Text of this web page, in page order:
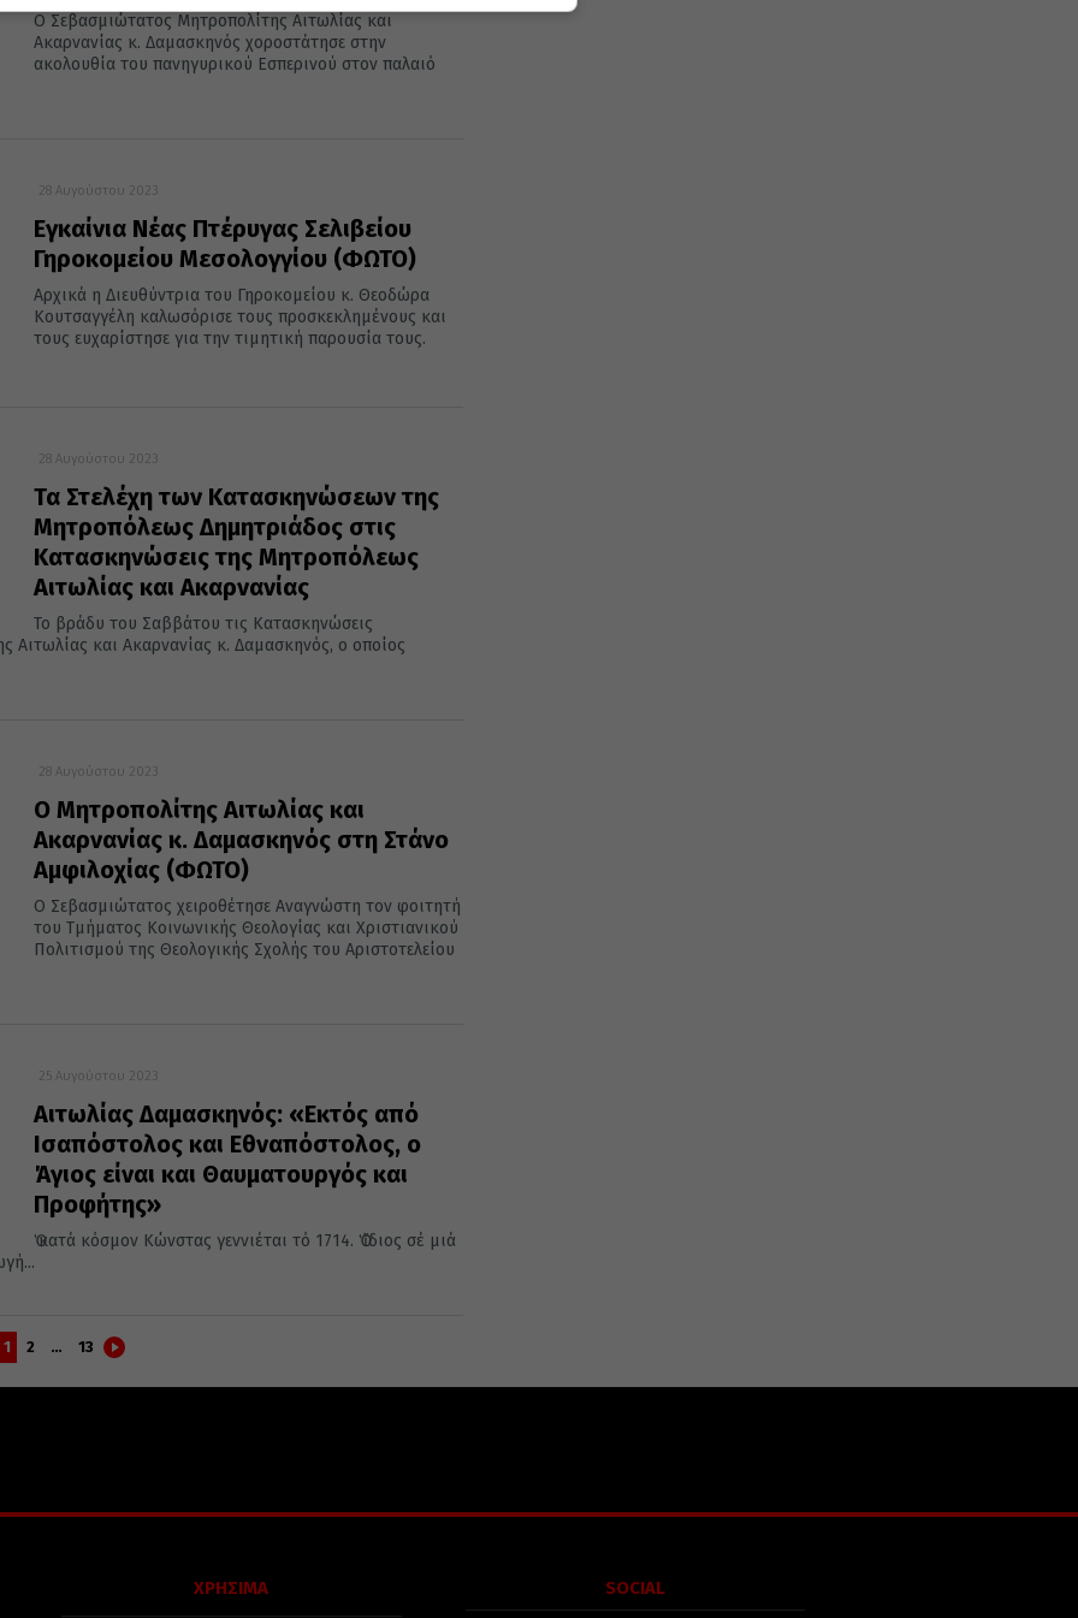
Ο Σεβασμιώτατος Μητροπολίτης Αιτωλίας και
Ακαρνανίας κ. Δαμασκηνός χοροστάτησε στην
ακολουθία του πανηγυρικού Εσπερινού στον παλαιό
28 Αυγούστου 2023
Εγκαίνια Νέας Πτέρυγας Σελιβείου
Γηροκομείου Μεσολογγίου (ΦΩΤΟ)
Αρχικά η Διευθύντρια του Γηροκομείου κ. Θεοδώρα
Κουτσαγγέλη καλωσόρισε τους προσκεκλημένους και
τους ευχαρίστησε για την τιμητική παρουσία τους.
28 Αυγούστου 2023
Τα Στελέχη των Κατασκηνώσεων της
Μητροπόλεως Δημητριάδος στις
Κατασκηνώσεις της Μητροπόλεως
Αιτωλίας και Ακαρνανίας
Το βράδυ του Σαββάτου τις Κατασκηνώσεις
Αιτωλίας και Ακαρνανίας κ. Δαμασκηνός, ο οποίος
28 Αυγούστου 2023
Ο Μητροπολίτης Αιτωλίας και
Ακαρνανίας κ. Δαμασκηνός στη Στάνο
Αμφιλοχίας (ΦΩΤΟ)
Ο Σεβασμιώτατος χειροθέτησε Αναγνώστη τον φοιτητή
του Τμήματος Κοινωνικής Θεολογίας και Χριστιανικού
Πολιτισμού της Θεολογικής Σχολής του Αριστοτελείου
25 Αυγούστου 2023
Αιτωλίας Δαμασκηνός: «Εκτός από
Ισαπόστολος και Εθναπόστολος, ο
Άγιος είναι και Θαυματουργός και
Προφήτης»
Ὁ κατά κόσμον Κώνστας γεννιέται τό 1714. Ὁ ἴδιος σέ μιά
1 2 … 13
ΧΡΗΣΙΜΑ SOCIAL